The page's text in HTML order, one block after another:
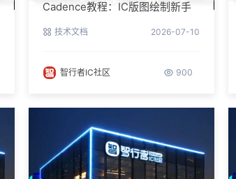
Cadence教程：IC版图绘制新手
技术文档 2026-07-10
智行者IC社区 900